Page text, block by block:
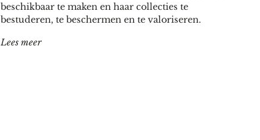
beschikbaar te maken en haar collecties te
bestuderen, te beschermen en te valoriseren.
Lees meer"Digital humanities bij KBR met 5 projecten"